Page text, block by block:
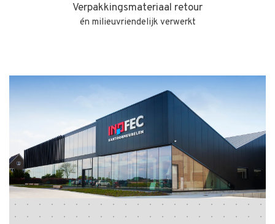
Verpakkingsmateriaal retour
én milieuvriendelijk verwerkt